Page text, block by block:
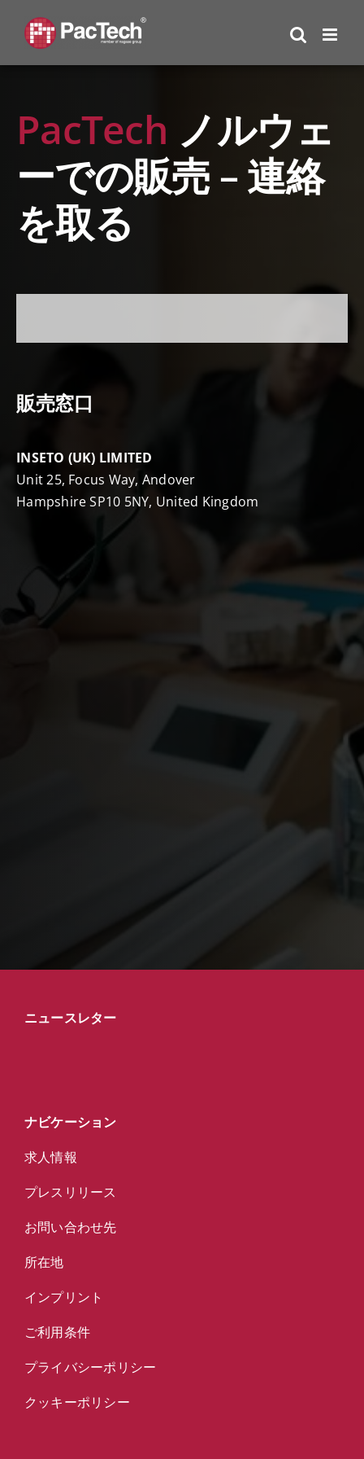
content
PacTech ノルウェ
ーでの販売 – 連絡
を取る
販売窓口
INSETO (UK) LIMITED
Unit 25, Focus Way, Andover
Hampshire SP10 5NY, United Kingdom
ニュースレター
ナビケーション
求人情報
プレスリリース
お問い合わせ先
所在地
インプリント
ご利用条件
プライバシーポリシー
クッキーポリシー